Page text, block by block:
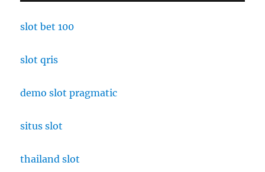
slot bet 100
slot qris
demo slot pragmatic
situs slot
thailand slot